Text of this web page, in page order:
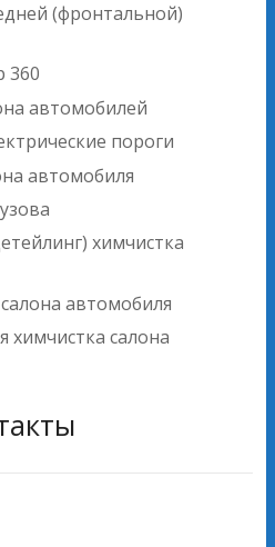
(фронтальной)
360
автомобилей
пороги
автомобиля
химчистка
автомобиля
химчистка салона